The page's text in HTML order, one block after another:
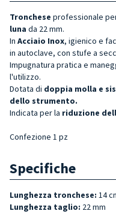
Tronchese professionale
luna da 22 mm.
In Acciaio Inox, igienico e
in autoclave, con stufe a
Impugnatura pratica e
l'utilizzo.
Dotata di doppia molla e
dello strumento.
Indicata per la riduzione
Confezione 1 pz
Specifiche
Lunghezza tronchese: 14
Lunghezza taglio: 22 mm